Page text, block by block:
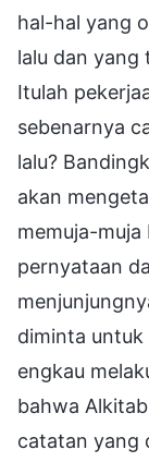
hal-hal yang
lalu dan yang
Itulah
sebenarnya
lalu?
akan
memuja-muja
pernyataan
diminta untuk
engkau
bahwa
catatan yang